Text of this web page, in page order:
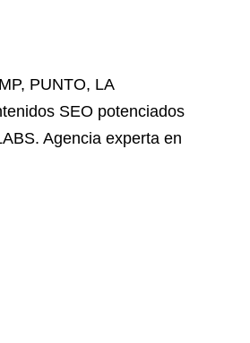
, PUNTO, LA
SEO potenciados
Agencia experta en